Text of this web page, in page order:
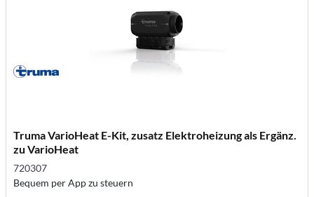
Truma VarioHeat E-Kit, zusatz Elektroheizung als Ergänz.
zu VarioHeat
720307
Bequem per App zu steuern